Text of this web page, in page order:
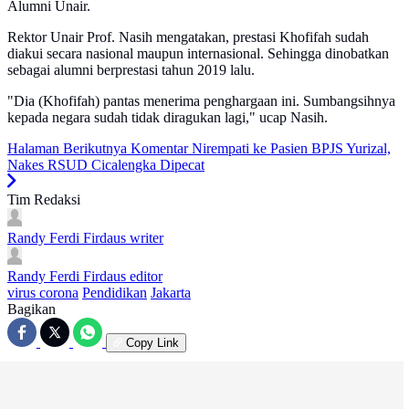
Alumni Unair.
Rektor Unair Prof. Nasih mengatakan, prestasi Khofifah sudah
diakui secara nasional maupun internasional. Sehingga dinobatkan
sebagai alumni berprestasi tahun 2019 lalu.
"Dia (Khofifah) pantas menerima penghargaan ini. Sumbangsihnya
kepada negara sudah tidak diragukan lagi," ucap Nasih.
Halaman Berikutnya Komentar Nirempati ke Pasien BPJS Yurizal,
Nakes RSUD Cicalengka Dipecat
Tim Redaksi
Randy Ferdi Firdaus writer
Randy Ferdi Firdaus editor
virus corona Pendidikan Jakarta
Bagikan
Copy Link